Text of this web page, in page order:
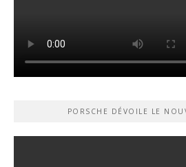
PORSCHE DÉVOILE LE